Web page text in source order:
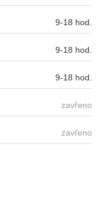
9-18 hod.
9-18 hod.
9-18 hod.
zavřeno
zavřeno